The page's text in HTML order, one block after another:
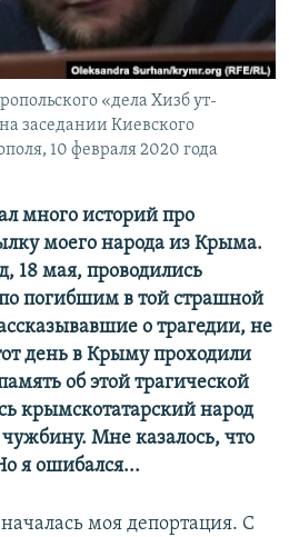
«дела Хизб ут-
заседании Киевского
10 февраля 2020 года
много историй про
моего народа из Крыма.
18 мая, проводились
погибшим в той страшной
о трагедии, не
день в Крыму проходили
об этой трагической
крымскотатарский народ
Мне казалось, что
я ошибался...
моя депортация. С